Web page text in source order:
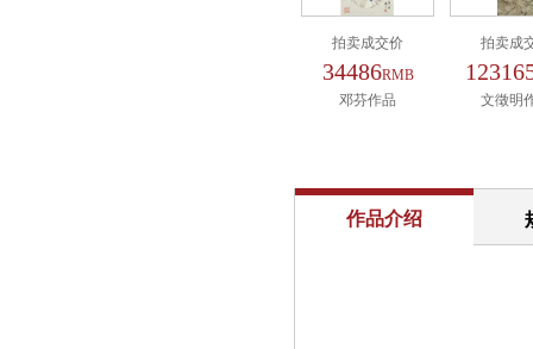
拍卖成交价
34486RMB
邓芬作品
拍卖成
文徵明
作品介绍